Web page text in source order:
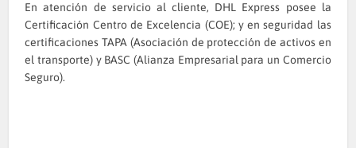
En atención de servicio al cliente, DHL Express posee la
Certificación Centro de Excelencia (COE); y en seguridad las
certificaciones TAPA (Asociación de protección de activos en
el transporte) y BASC (Alianza Empresarial para un Comercio
Seguro).